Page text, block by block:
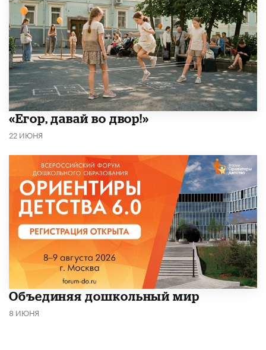
«Егор, давай во двор!»
22 ИЮНЯ
​Объединяя дошкольный мир
8 ИЮНЯ